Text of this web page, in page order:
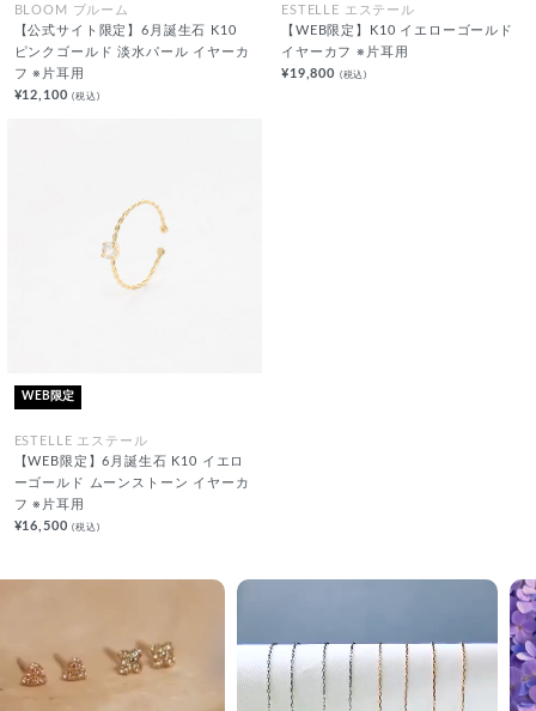
BLOOM ブルーム
【公式サイト限定】6月誕生石 K10
ピンクゴールド 淡水パール イヤーカ
フ ※片耳用
¥12,100(税込)
ESTELLE エステール
【WEB限定】K10 イエローゴールド
イヤーカフ ※片耳用
¥19,800 (税込)
WEB限定
ESTELLE エステール
【WEB限定】6月誕生石 K10 イエロ
ーゴールド ムーンストーン イヤーカ
フ ※片耳用
¥16,500(税込)